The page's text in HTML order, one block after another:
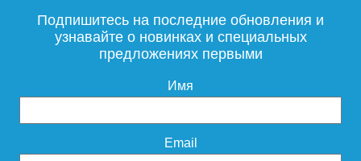
Подпишитесь на последние обновления и
узнавайте о новинках и специальных
предложениях первыми
Имя
Email